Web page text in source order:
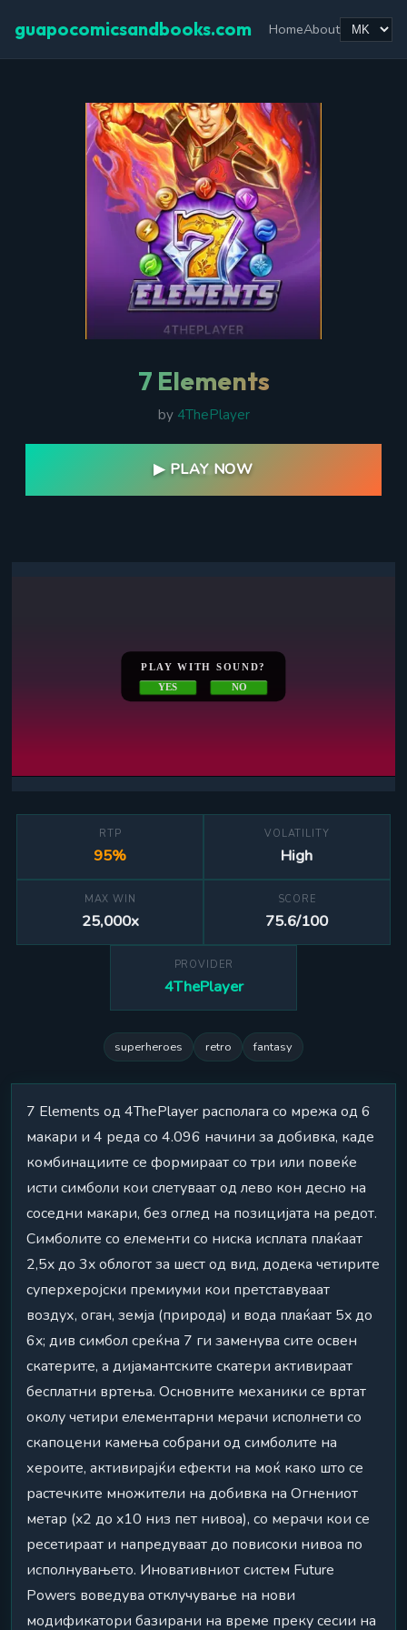
guapocomicsandbooks.com HomeAbout
7 Elements
by 4ThePlayer
▶ PLAY NOW
RTP
95%
VOLATILITY
High
MAX WIN
25,000x
SCORE
75.6/100
PROVIDER
4ThePlayer
superheroes retro fantasy
7 Elements од 4ThePlayer располага со мрежа од 6
макари и 4 реда со 4.096 начини за добивка, каде
комбинациите се формираат со три или повеќе
исти симболи кои слетуваат од лево кон десно на
соседни макари, без оглед на позицијата на редот.
Симболите со елементи со ниска исплата плаќаат
2,5x до 3x облогот за шест од вид, додека четирите
суперхеројски премиуми кои претставуваат
воздух, оган, земја (природа) и вода плаќаат 5x до
6x; див симбол среќна 7 ги заменува сите освен
скатерите, а дијамантските скатери активираат
бесплатни вртења. Основните механики се вртат
околу четири елементарни мерачи исполнети со
скапоцени камења собрани од симболите на
хероите, активирајќи ефекти на моќ како што се
растечките множители на добивка на Огнениот
метар (x2 до x10 низ пет нивоа), со мерачи кои се
ресетираат и напредуваат до повисоки нивоа по
исполнувањето. Иновативниот систем Future
Powers воведува отклучување на нови
модификатори базирани на време преку сесии на